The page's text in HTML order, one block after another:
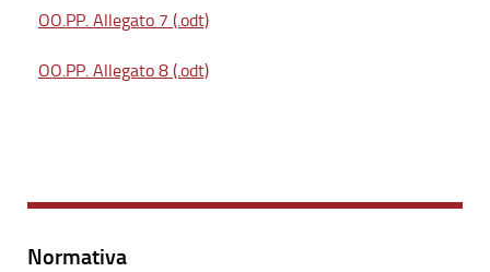
OO.PP. Allegato 7 (.odt)
OO.PP. Allegato 8 (.odt)
Normativa